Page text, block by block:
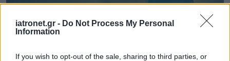
iatronet.gr - Do Not Process My Personal
Information
If you wish to opt-out of the sale, sharing to third parties, or